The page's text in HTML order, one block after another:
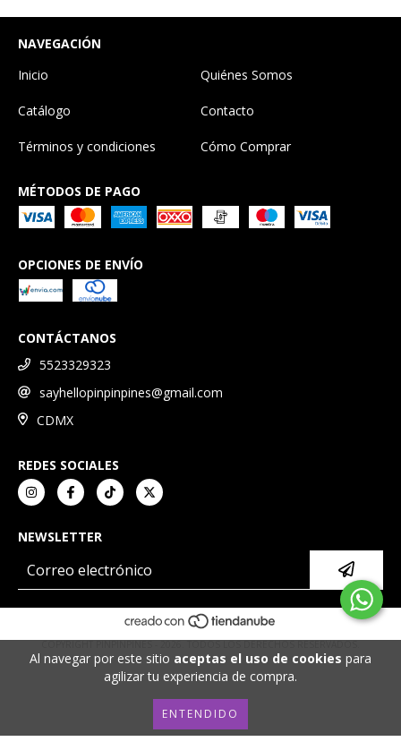
Al navegar por este sitio aceptas el uso de cookies para
agilizar tu experiencia de compra.
ENTENDIDO
NAVEGACIÓN
Inicio
Quiénes Somos
Catálogo Contacto
Términos y condiciones Cómo Comprar
MÉTODOS DE PAGO
OPCIONES DE ENVÍO
CONTÁCTANOS
5523329323
sayhellopinpinpines@gmail.com
CDMX
REDES SOCIALES
NEWSLETTER
COPYRIGHT PINPINPINES - 2026. TODOS LOS DERECHOS RESERVADOS.